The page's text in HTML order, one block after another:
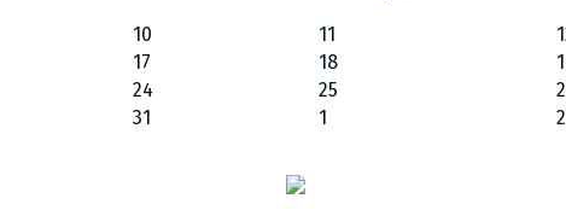
10 11
17
18
24
25
31
1 2